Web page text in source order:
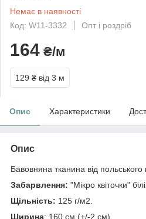
Немає в наявності
Код: W11-3332
Опт і роздріб
164 ₴/м
129 ₴ від 3 м
Опис Характеристики
Опис
Бавовняна тканина від польського
Забарвлення: "Мікро квіточки"
Щільність: 125 г/м2.
Ширина: 160 см (+/-2 см).